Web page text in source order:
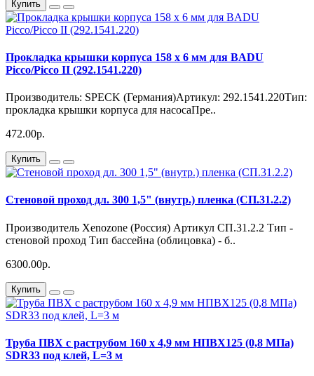
Купить
Прокладка крышки корпуса 158 х 6 мм для BADU
Picco/Picco II (292.1541.220)
Производитель: SPECK (Германия)Артикул: 292.1541.220Тип:
прокладка крышки корпуса для насосаПре..
472.00р.
Купить
Стеновой проход дл. 300 1,5" (внутр.) пленка (СП.31.2.2)
Производитель Xenozone (Россия) Артикул СП.31.2.2 Тип -
стеновой проход Тип бассейна (облицовка) - б..
6300.00р.
Купить
Труба ПВХ с раструбом 160 х 4,9 мм НПВХ125 (0,8 МПа)
SDR33 под клей, L=3 м